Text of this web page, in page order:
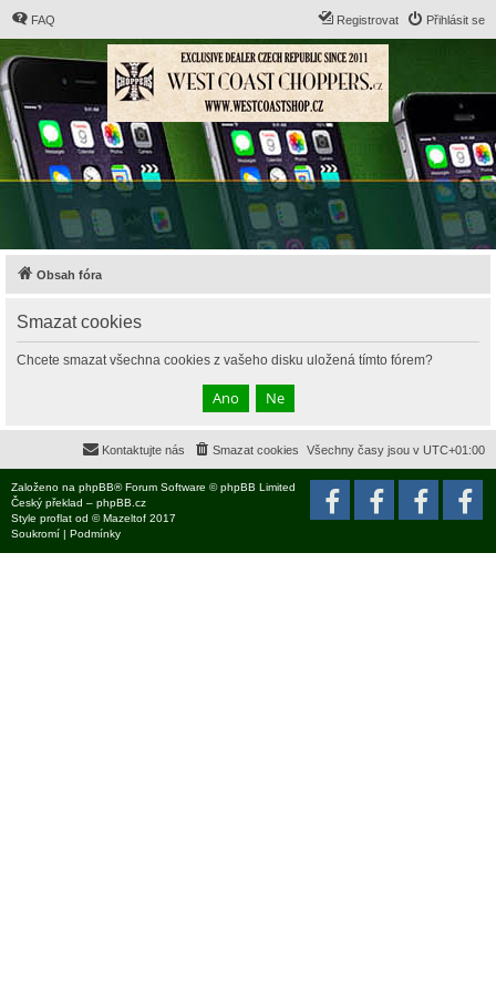
FAQ Přihlásit se
Registrovat
Obsah fóra
Smazat cookies
Chcete smazat všechna cookies z vašeho disku uložená tímto fórem?
Všechny časy jsou v UTC+01:00
Smazat cookies
Kontaktujte nás
Založeno na phpBB® Forum Software © phpBB Limited
Český překlad – phpBB.cz
Style proflat od ©Mazeltof 2017
Soukromí | Podmínky